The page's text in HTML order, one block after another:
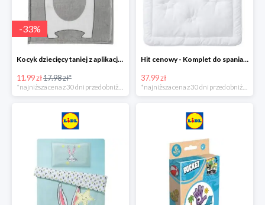
-33%
Kocyk dziecięcy taniej z aplikacją Lidl
11.99 zł17.98 zł*
Hit cenowy - Komplet do spania: kołdra i poduszka
37.99 zł